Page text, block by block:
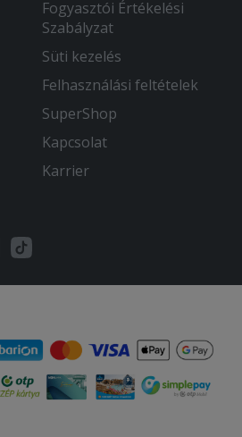
Fogyasztói Értékelési
Szabályzat
Süti kezelés
Felhasználási feltételek
SuperShop
Kapcsolat
Karrier